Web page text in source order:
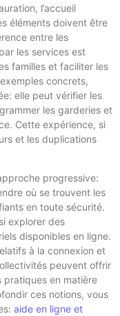
l’accueil
éléments doivent être
entre les
les services est
familles et faciliter les
concrets,
elle peut vérifier les
les garderies et
Cette expérience, si
et les duplications
progressive:
où se trouvent les
en toute sécurité.
explorer des
disponibles en ligne.
à la connexion et
peuvent offrir
pratiques en matière
ces notions, vous
aide en ligne et